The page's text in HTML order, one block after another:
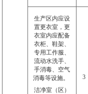
生产区内应设
置更衣室，更
衣室内应配备
衣柜、鞋架、
专用工作服、
流动水洗手、
手消毒、空气
消毒等设施。
洁净室（区）
3